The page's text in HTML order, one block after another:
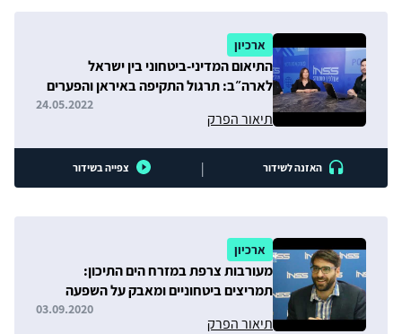
ארכיון
התיאום המדיני-ביטחוני בין ישראל
לארה״ב: תרגול התקיפה באיראן והפערים
תיאור הפרק
24.05.2022
האזנה לשידור | צפייה בשידור
ארכיון
מעורבות צרפת במזרח הים התיכון:
תמריצים ביטחוניים ומאבק על השפעה
תיאור הפרק
03.09.2020